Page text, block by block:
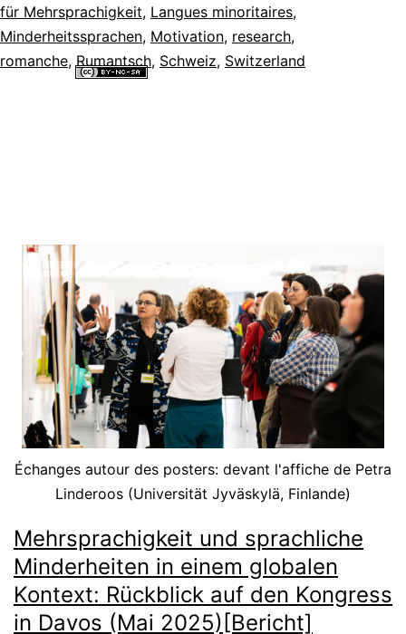
für Mehrsprachigkeit, Langues minoritaires,
Minderheitssprachen, Motivation, research,
romanche, Rumantsch, Schweiz, Switzerland
Échanges autour des posters: devant l'affiche de Petra
Linderoos (Universität Jyväskylä, Finlande)
Mehrsprachigkeit und sprachliche
Minderheiten in einem globalen
Kontext: Rückblick auf den Kongress
in Davos (Mai 2025)[Bericht]